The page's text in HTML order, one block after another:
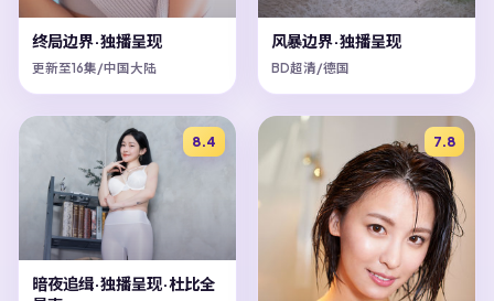
终局边界·独播呈现
更新至16集/中国大陆
风暴边界·独播呈现
BD超清/德国
8.4
暗夜追缉·独播呈现·杜比全
7.8